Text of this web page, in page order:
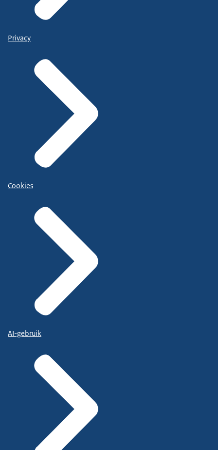
Privacy
Cookies
AI-gebruik